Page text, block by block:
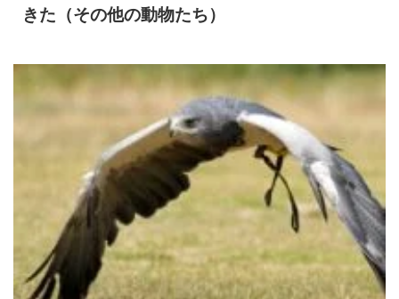
きた（その他の動物たち）